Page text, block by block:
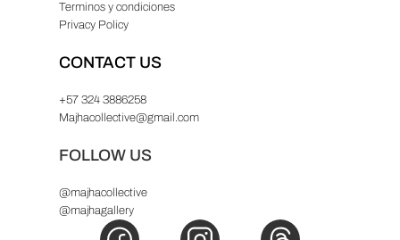
Terminos y condiciones
Privacy Policy
CONTACT US
+57 324 3886258
Majhacollective@gmail.com
FOLLOW US
@majhacollective
@majhagallery